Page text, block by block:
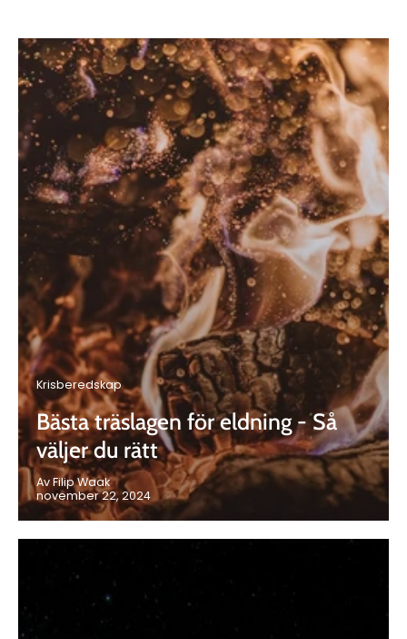
Krisberedskap
Bästa träslagen för eldning - Så
väljer du rätt
Av Filip Waak
november 22, 2024